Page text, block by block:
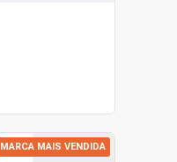
MARCA MAIS VENDIDA